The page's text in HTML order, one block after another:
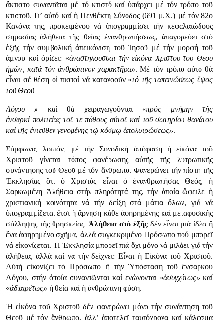
ἄκτιστο συναντᾶται μέ τό κτιστό καί ὑπάρχει μέ τόν τρόπο τοῦ
κτιστοῦ. Γι’ αὐτό καί ἡ Πενθέκτη Σύνοδος (691 μ.Χ.) μέ τόν 82ο
Κανόνα της, προκειμένου νά ὑπογραμμίσει τήν κεφαλαιώδους
σημασίας ἀλήθεια τῆς θείας ἐνανθρωπήσεως, ἀπαγορεύει στό
ἑξῆς τήν συμβολική ἀπεικόνιση τοῦ Ἰησοῦ μέ τήν μορφή τοῦ
ἀμνοῦ καί ὁρίζει: «ἀναστηλοῦσθαιτήν εἰκόνα Χριστοῦ τοῦ Θεοῦ
ἡμῶν, κατά τόν ἀνθρώπινον χαρακτῆρα». Μέ τόν τρόπο αὐτό θά
εἶναι σέ θέση οἱ πιστοί νά κατανοοῦν «τό τῆς ταπεινώσεως ὕψος
τοῦ Θεοῦ
Λόγου » καί θά χειραγωγοῦνται «πρός μνήμην τῆς
ἐνσαρκίπολιτείας τοῦ τε πάθους αὐτοῦ καί τοῦ σωτηρίου θανάτου
καί τῆς ἐντεῦθεν γενομένης τῷ κόσμῳ ἀπολυτρώσεως».
Σύμφωνα, λοιπόν, μέ τήν Συνοδική ἀπόφαση ἡ εἰκόνα τοῦ
Χριστοῦ γίνεται τόπος φανέρωσης αὐτῆς τῆς λυτρωτικῆς
συνάντησης τοῦ Θεοῦ μέ τόν ἄνθρωπο. Φανερώνει τήν πίστη τῆς
Ἐκκλησίας ὅτι ὁ Χριστός εἶναι ὁ ἐνανθρωπήσας Θεός, ἡ
Σαρκωμένη Ἀλήθεια στήν πληρότητά της, τήν ὁποία ὤφειλε ἡ
χριστιανική κοινότητα νά τήν δείξη στά μάτια ὅλων, γιά νά
ὑπογραμμίζεται ἔτσι ἡ ἄρνηση κάθε ἀφηρημένης καί μεταφυσικῆς
σύλληψης τῆς θρησκείας. Ἀλήθεια στό ἑξῆς δέν εἶναι μιά ἰδέα ἤ
ἕνα ἀφηρημένο σχῆμα, ἀλλά συγκεκριμένο Πρόσωπο πού μπορεῖ
νά εἰκονίζεται. Ἡ Ἐκκλησία μπορεῖ πιά ὄχι μόνο νά μιλάει γιά τήν
ἀλήθεια, ἀλλά καί νά τήν δείχνει: Εἶναι ἡ Εἰκόνα τοῦ Χριστοῦ.
Αὐτή εἰκονίζει τό Πρόσωπο ἤ τήν Ὑπόσταση τοῦ ἔνσαρκου
Λόγου, στήν ὁποία συναντῶνται καί ἑνώνονται «ἀσυγχύτως» καί
«ἀδιαιρέτως» ἡ θεία καί ἡ ἀνθρώπινη φύση.
Ἡ εἰκόνα τοῦ Χριστοῦ δέν φανερώνει μόνο τήν συνάντηση τοῦ
Θεοῦ μέ τόν ἄνθρωπο, ἀλλ’ ἀποτελεῖ ταυτόχρονα καί κάλεσμα